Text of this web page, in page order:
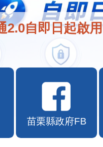
2.0自即日起啟用
苗栗縣政府FB